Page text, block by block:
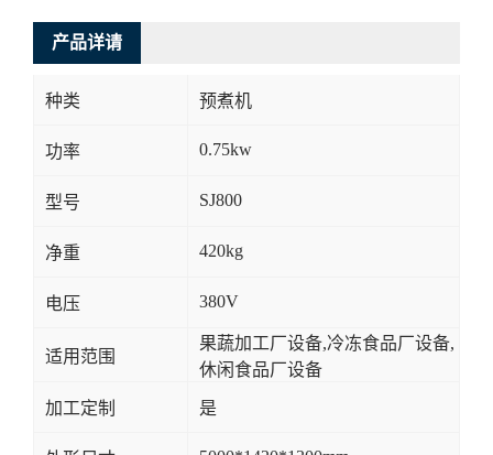
产品详请
种类 预煮机
功率 0.75kw
型号 SJ800
净重 420kg
电压 380V
适用范围
果蔬加工厂设备,冷冻食品厂设备,
休闲食品厂设备
加工定制 是